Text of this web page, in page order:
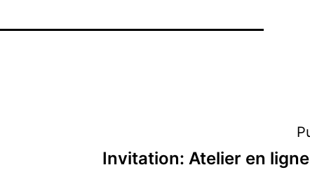
Invitation: Atelier en